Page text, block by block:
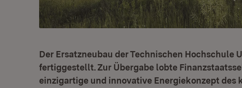
Der Ersatzneubau der Technischen Hochschule
fertiggestellt. Zur Übergabe lobte
einzigartige und innovative Energiekonzept des